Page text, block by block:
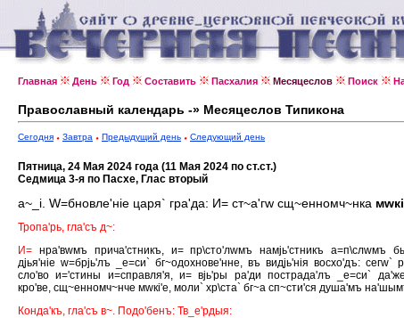
Главная День Год Составить Пасхалия Месяцеслов Поиск
Православный календарь -» Месяцеслов Типикона
Сегодня Завтра Предыдущий день Следующий день
Пятница, 24 Мая 2024 года (11 Мая 2024 по ст.ст.)
Седмица 3-я по Пасхе, Глас вторый
а~_i. W=бновле'нiе царя` гра'да: И= ст~а'гw сщ~енномч~нка
Тропа'рь, гла'съ д~:
И= нра'вwмъ прича'стникъ, и= пр\сто'лwмъ намjь'стникъ а=п\слwмъ
дjья'нiе w=брjь'лъ _е=си` бг~одохнове'нне, въ видjь'нiя восхо'дъ: сегw`
сло'во и='стины и=справля'я, и= вjь'ры ра'ди пострада'лъ _е=си`
кро'ве, сщ~енномч~нче мwкi'е, моли` хр\ста` бг~а сп~сти'ся душа'мъ
Конда'къ, гла'съ в~. Подо'бенъ: Тв_е'рдыя: